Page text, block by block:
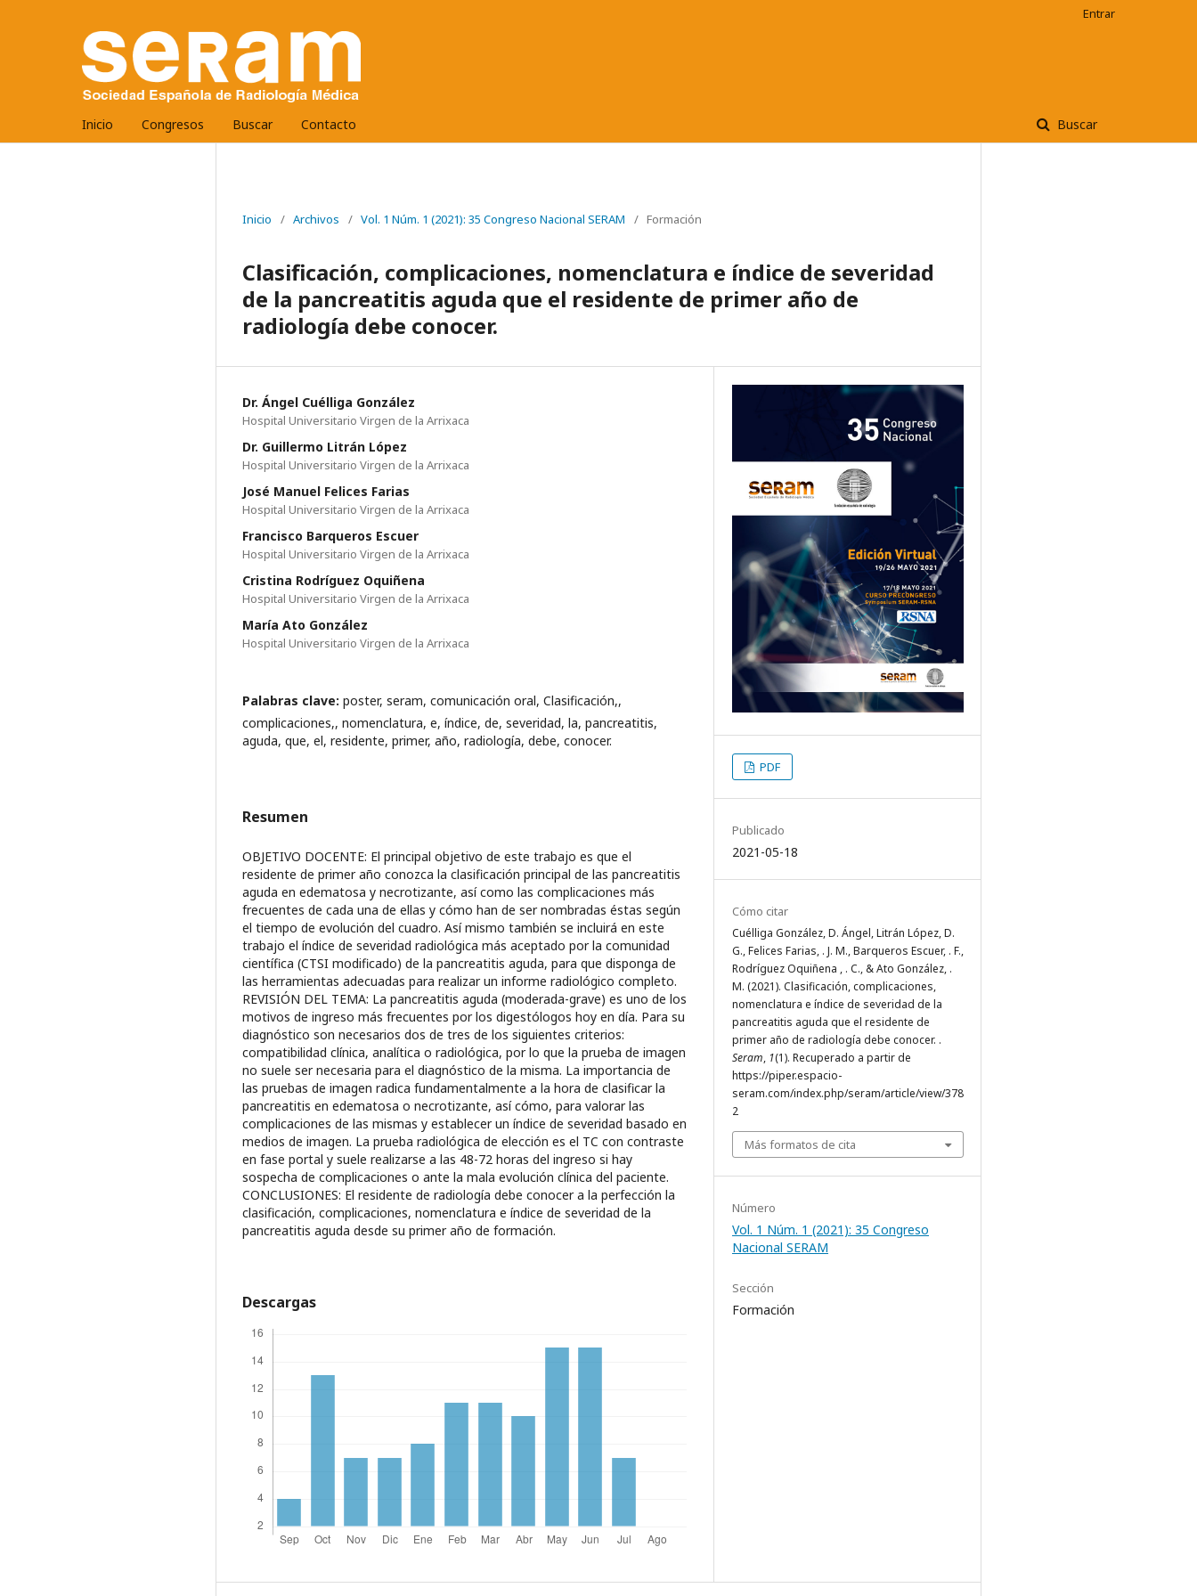
Inicio Congresos Buscar Contacto Buscar
Entrar
Inicio / Archivos / Vol. 1 Núm. 1 (2021): 35 Congreso Nacional SERAM / Formación
Clasificación, complicaciones, nomenclatura e índice de severidad
de la pancreatitis aguda que el residente de primer año de
radiología debe conocer.
Dr. Ángel Cuélliga González
Hospital Universitario Virgen de la Arrixaca
Dr. Guillermo Litrán López
Hospital Universitario Virgen de la Arrixaca
José Manuel Felices Farias
Hospital Universitario Virgen de la Arrixaca
Francisco Barqueros Escuer
Hospital Universitario Virgen de la Arrixaca
Cristina Rodríguez Oquiñena
Hospital Universitario Virgen de la Arrixaca
María Ato González
Hospital Universitario Virgen de la Arrixaca
Palabras clave: poster, seram, comunicación oral, Clasificación,,
complicaciones,, nomenclatura, e, índice, de, severidad, la, pancreatitis,
aguda, que, el, residente, primer, año, radiología, debe, conocer.
Resumen
OBJETIVO DOCENTE: El principal objetivo de este trabajo es que el
residente de primer año conozca la clasificación principal de las pancreatitis
aguda en edematosa y necrotizante, así como las complicaciones más
frecuentes de cada una de ellas y cómo han de ser nombradas éstas según
el tiempo de evolución del cuadro. Así mismo también se incluirá en este
trabajo el índice de severidad radiológica más aceptado por la comunidad
científica (CTSI modificado) de la pancreatitis aguda, para que disponga de
las herramientas adecuadas para realizar un informe radiológico completo.
REVISIÓN DEL TEMA: La pancreatitis aguda (moderada-grave) es uno de los
motivos de ingreso más frecuentes por los digestólogos hoy en día. Para su
diagnóstico son necesarios dos de tres de los siguientes criterios:
compatibilidad clínica, analítica o radiológica, por lo que la prueba de imagen
no suele ser necesaria para el diagnóstico de la misma. La importancia de
las pruebas de imagen radica fundamentalmente a la hora de clasificar la
pancreatitis en edematosa o necrotizante, así cómo, para valorar las
complicaciones de las mismas y establecer un índice de severidad basado en
medios de imagen. La prueba radiológica de elección es el TC con contraste
en fase portal y suele realizarse a las 48-72 horas del ingreso si hay
sospecha de complicaciones o ante la mala evolución clínica del paciente.
CONCLUSIONES: El residente de radiología debe conocer a la perfección la
clasificación, complicaciones, nomenclatura e índice de severidad de la
pancreatitis aguda desde su primer año de formación.
Descargas
PDF
Publicado
2021-05-18
Cómo citar
Cuélliga González, D. Ángel, Litrán López, D.
G., Felices Farias, . J. M., Barqueros Escuer, . F.,
Rodríguez Oquiñena , . C., & Ato González, .
M. (2021). Clasificación, complicaciones,
nomenclatura e índice de severidad de la
pancreatitis aguda que el residente de
primer año de radiología debe conocer. .
Seram, 1(1). Recuperado a partir de
https://piper.espacio-
seram.com/index.php/seram/article/view/378
2
Más formatos de cita
Número
Vol. 1 Núm. 1 (2021): 35 Congreso
Nacional SERAM
Sección
Formación